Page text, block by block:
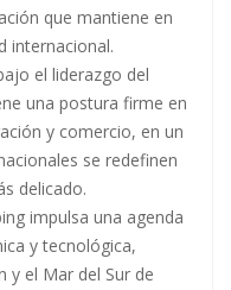
que mantiene en
internacional.
el liderazgo del
una postura firme en
y comercio, en un
se redefinen
delicado.
impulsa una agenda
y tecnológica,
y el Mar del Sur de